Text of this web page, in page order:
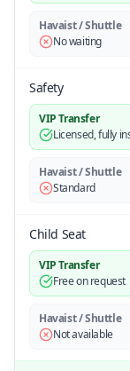
Havaist / Shuttle
No waiting
Safety
VIP Transfer
Licensed, fully
Havaist / Shuttle
Standard
Child Seat
VIP Transfer
Free on request
Havaist / Shuttle
Not available